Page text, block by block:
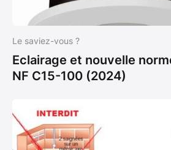
Le saviez-vous ?
Eclairage et nouvelle
NF C15-100 (2024)